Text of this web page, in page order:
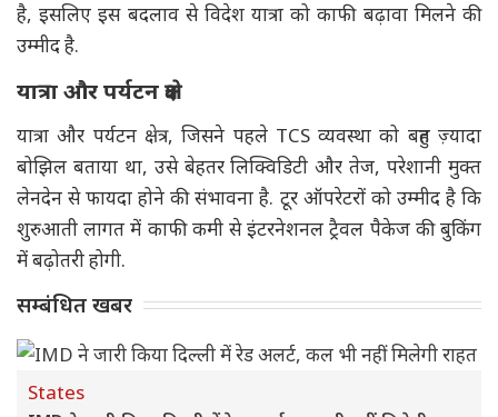
है, इसलिए इस बदलाव से विदेश यात्रा को काफी बढ़ावा मिलने की
उम्मीद है.
यात्रा और पर्यटन क्षेत्र
यात्रा और पर्यटन क्षेत्र, जिसने पहले TCS व्यवस्था को बहुत ज़्यादा
बोझिल बताया था, उसे बेहतर लिक्विडिटी और तेज, परेशानी मुक्त
लेनदेन से फायदा होने की संभावना है. टूर ऑपरेटरों को उम्मीद है कि
शुरुआती लागत में काफी कमी से इंटरनेशनल ट्रैवल पैकेज की बुकिंग
में बढ़ोतरी होगी.
सम्बंधित खबर
States